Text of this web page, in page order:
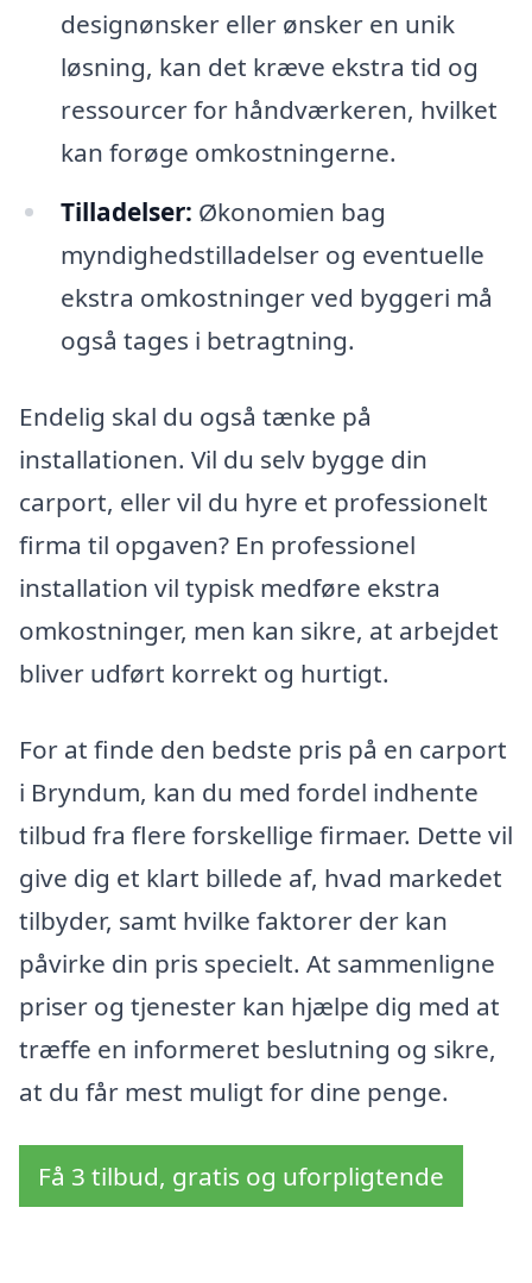
designønsker eller ønsker en unik
løsning, kan det kræve ekstra tid og
ressourcer for håndværkeren, hvilket
kan forøge omkostningerne.
Tilladelser: Økonomien bag
myndighedstilladelser og eventuelle
ekstra omkostninger ved byggeri må
også tages i betragtning.
Endelig skal du også tænke på
installationen. Vil du selv bygge din
carport, eller vil du hyre et professionelt
firma til opgaven? En professionel
installation vil typisk medføre ekstra
omkostninger, men kan sikre, at arbejdet
bliver udført korrekt og hurtigt.
For at finde den bedste pris på en carport
i Bryndum, kan du med fordel indhente
tilbud fra flere forskellige firmaer. Dette vil
give dig et klart billede af, hvad markedet
tilbyder, samt hvilke faktorer der kan
påvirke din pris specielt. At sammenligne
priser og tjenester kan hjælpe dig med at
træffe en informeret beslutning og sikre,
at du får mest muligt for dine penge.
Få 3 tilbud, gratis og uforpligtende